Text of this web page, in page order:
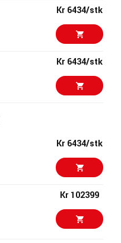
Kr 6434/stk
Kr 6434/stk
Kr 6434/stk
Kr 6434/stk
Kr 6434/stk
Kr 102399